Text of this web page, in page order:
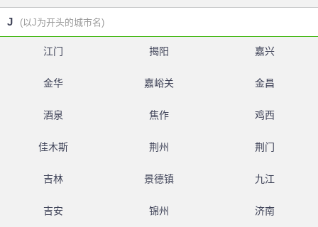
J (以J为开头的城市名)
江门 揭阳 嘉兴
金华 嘉峪关 金昌
酒泉 焦作 鸡西
佳木斯 荆州 荆门
吉林 景德镇 九江
吉安 锦州 济南